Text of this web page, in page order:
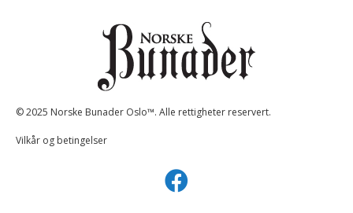
© 2025 Norske Bunader Oslo™. Alle rettigheter reservert.
Vilkår og betingelser